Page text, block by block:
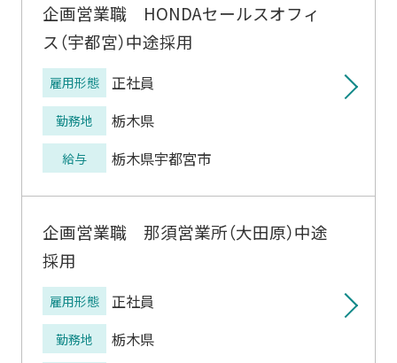
企画営業職 HONDAセールスオフィ
ス（宇都宮）中途採用
雇用形態 正社員
勤務地 栃木県
給与 栃木県宇都宮市
企画営業職 那須営業所（大田原）中途
採用
雇用形態 正社員
勤務地 栃木県